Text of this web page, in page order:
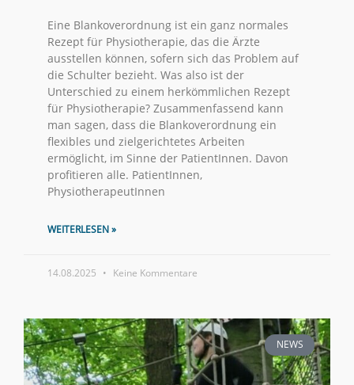
Eine Blankoverordnung ist ein ganz normales
Rezept für Physiotherapie, das die Ärzte
ausstellen können, sofern sich das Problem auf
die Schulter bezieht. Was also ist der
Unterschied zu einem herkömmlichen Rezept
für Physiotherapie? Zusammenfassend kann
man sagen, dass die Blankoverordnung ein
flexibles und zielgerichtetes Arbeiten
ermöglicht, im Sinne der PatientInnen. Davon
profitieren alle. PatientInnen,
PhysiotherapeutInnen
WEITERLESEN »
14.08.2025 Keine Kommentare
NEWS